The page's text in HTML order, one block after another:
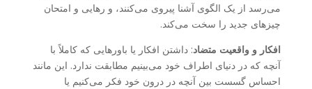
می‌رسد از یک الگوی آشنا پیروی می‌کنند، و رهایی و امتحان
چیزهای جدید را سخت می‌کند.
افکار و واقعیت متضاد: داشتن افکار یا باورهایی که کاملاً با
آنچه که در دنیای اطراف خود می‌بینیم مطابقت ندارد. این مانند
احساس گسست بین آنچه در درون خود فکر می‌کنیم یا